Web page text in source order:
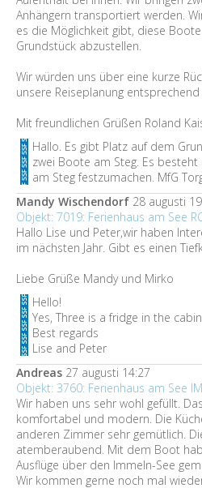
Anhängern transportiert werden.
es die Möglichkeit gibt, diese
Grundstück abzustellen.
Wir würden uns über eine kurze
unsere Reiseplanung
Mit freundlichen Grüßen Roland
Hallo. Es gibt Platz auf dem
zwei Boote am Steg. Es
am Steg festzumachen. MfG
Mandy Wischendorf 28 augusti
Objekt: 7019: Ferienhaus am See
Hallo Lise und Peter,wir haben
im nächsten Jahr. Gibt es einen
Liebe Grüße Mandy und Mirko
Hello!
Yes, Three is a fridge in the
Best regards
Lise and Peter
Andreas 27 augusti 14:27
Objekt: 3760: Ferienhaus am See
Wir haben uns sehr wohl gefüllt.
komfortabel und modern. Die
anderen Zimmer sehr gemütlich.
atemberaubend. Mit dem Boot
Ausflüge über den Immeln-See
Wir kommen gerne noch mal